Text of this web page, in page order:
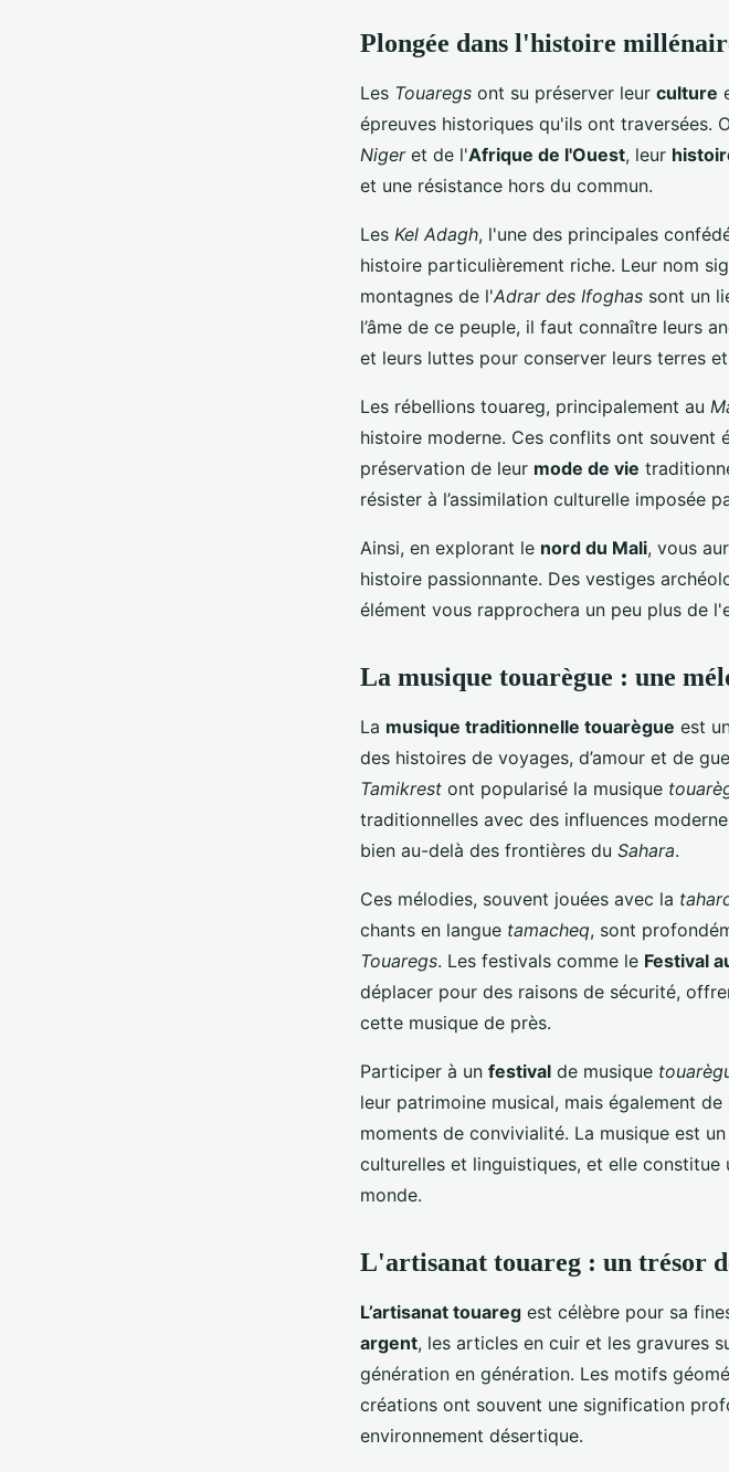
Plongée dans l'histoire
Les Touaregs ont su préserver leur culture
épreuves historiques qu'ils ont traversées.
Nigeret de l'Afrique de l'Ouest, leur
et une résistance hors du commun.
Les Kel Adagh, l'une des principales
histoire particulièrement riche. Leur nom
montagnes de l'Adrar des Ifoghas sont un
l’âme de ce peuple, il faut connaître leurs
et leurs luttes pour conserver leurs terres
Les rébellions touareg, principalement au
histoire moderne. Ces conflits ont souvent
préservation de leur mode de vie
résister à l’assimilation culturelle imposée
Ainsi, en explorant le nord du Mali, vous
histoire passionnante. Des vestiges
élément vous rapprochera un peu plus de
La musique touarègue : une
La musique traditionnelle touarègue est
des histoires de voyages, d’amour et de
Tamikrest ont popularisé la musique
traditionnelles avec des influences
bien au-delà des frontières du Sahara.
Ces mélodies, souvent jouées avec la
chants en langue tamacheq, sont
Touaregs. Les festivals comme le Festival
déplacer pour des raisons de sécurité,
cette musique de près.
Participer à un festival de musique
leur patrimoine musical, mais également
moments de convivialité. La musique est
culturelles et linguistiques, et elle constitue
monde.
L'artisanat touareg : un trésor
L’artisanat touareg est célèbre pour sa
argent, les articles en cuir et les gravures
génération en génération. Les motifs
créations ont souvent une signification
environnement désertique.